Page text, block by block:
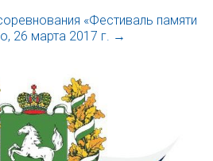
«Фестиваль памяти
26 марта 2017 г. →